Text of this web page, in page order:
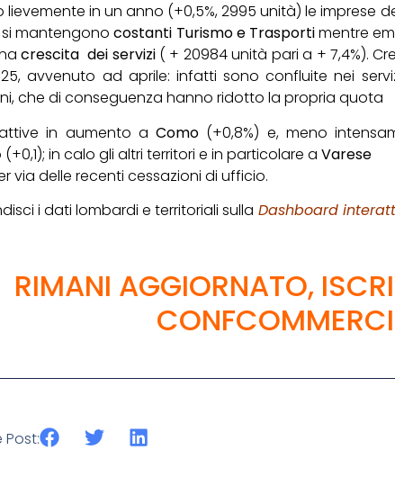
lievemente in un anno (+0,5%, 2995 unità) le imprese
si mantengonocostanti Turismo e Trasportimentre
crescita dei servizi( + 20984 unità pari a + 7,4%).
avvenuto ad aprile: infatti sono confluite nei
che di conseguenza hanno ridotto la propria quota
in aumento aComo (+0,8%) e, meno
(+0,1); in calo gli altri territori e in particolare a Varese
via delle recenti cessazioni di ufficio.
i dati lombardi e territoriali sulla Dashboard
RIMANI AGGIORNATO,
Post: